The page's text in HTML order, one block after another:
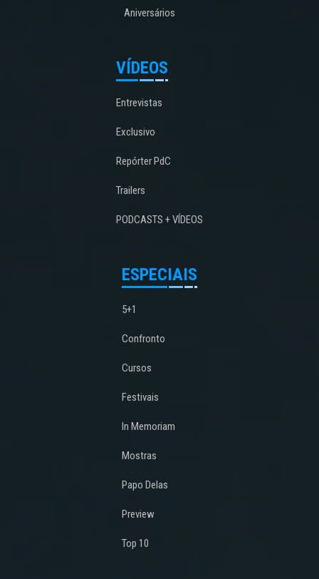
Aniversários
VÍDEOS
Entrevistas
Exclusivo
Repórter PdC
Trailers
PODCASTS + VÍDEOS
ESPECIAIS
5+1
Confronto
Cursos
Festivais
In Memoriam
Mostras
Papo Delas
Preview
Top 10